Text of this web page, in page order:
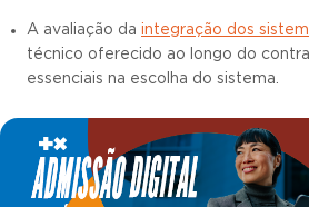
A avaliação da integração dos
técnico oferecido ao longo do
essenciais na escolha do sistema.